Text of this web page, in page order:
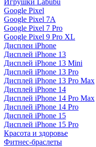
Игрушки Labubu
Google Pixel
Google Pixel 7А
Google Pixel 7 Pro
Google Pixel 9 Pro XL
Дисплеи iPhone
Дисплей iPhone 13
Дисплей iPhone 13 Mini
Дисплей iPhone 13 Pro
Дисплей iPhone 13 Pro Max
Дисплей iPhone 14
Дисплей iPhone 14 Pro Max
Дисплей iPhone 14 Pro
Дисплей iPhone 15
Дисплей iPhone 15 Pro
Красота и здоровье
Фитнес-браслеты